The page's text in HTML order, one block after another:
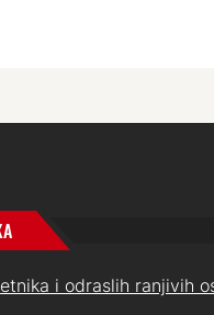
i odraslih ranjivih